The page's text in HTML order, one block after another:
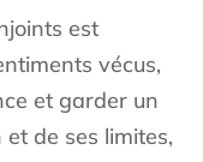
est
vécus,
et garder un
de ses limites,